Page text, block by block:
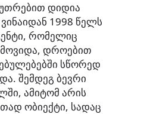
დიდია
1998 წელს
რომელიც
დროებით
სწორედ
შემდეგ ბევრი
ამიტომ არის
ობიექტი, სადაც